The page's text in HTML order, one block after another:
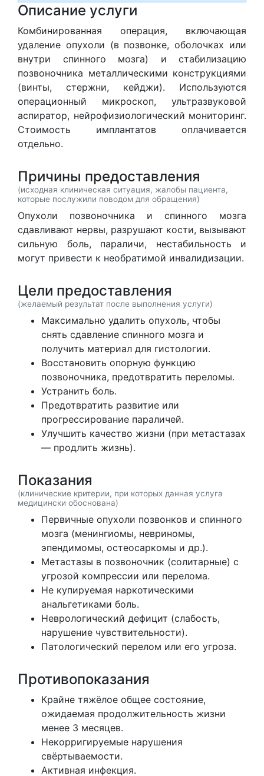
Описание услуги
Комбинированная операция, включающая
удаление опухоли (в позвонке, оболочках или
внутри спинного мозга) и стабилизацию
позвоночника металлическими конструкциями
(винты, стержни, кейджи). Используются
операционный микроскоп, ультразвуковой
аспиратор, нейрофизиологический мониторинг.
Стоимость имплантатов оплачивается
отдельно.
Причины предоставления
(исходная клиническая ситуация, жалобы пациента,
которые послужили поводом для обращения)
Опухоли позвоночника и спинного мозга
сдавливают нервы, разрушают кости, вызывают
сильную боль, параличи, нестабильность и
могут привести к необратимой инвалидизации.
Цели предоставления
(желаемый результат после выполнения услуги)
Максимально удалить опухоль, чтобы
снять сдавление спинного мозга и
получить материал для гистологии.
Восстановить опорную функцию
позвоночника, предотвратить переломы.
Устранить боль.
Предотвратить развитие или
прогрессирование параличей.
Улучшить качество жизни (при метастазах
— продлить жизнь).
Показания
(клинические критерии, при которых данная услуга
медицински обоснована)
Первичные опухоли позвонков и спинного
мозга (менингиомы, невриномы,
эпендимомы, остеосаркомы и др.).
Метастазы в позвоночник (солитарные) с
угрозой компрессии или перелома.
Не купируемая наркотическими
анальгетиками боль.
Неврологический дефицит (слабость,
нарушение чувствительности).
Патологический перелом или его угроза.
Противопоказания
Крайне тяжёлое общее состояние,
ожидаемая продолжительность жизни
менее 3 месяцев.
Некорригируемые нарушения
свёртываемости.
Активная инфекция.